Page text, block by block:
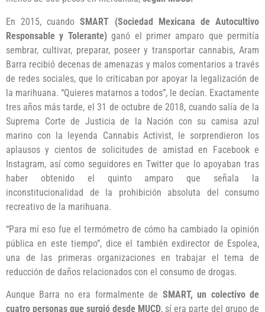
En 2015, cuandoSMART (Sociedad Mexicana de Autocultivo
Responsable y Tolerante)ganó el primer amparo que permitía
sembrar, cultivar, preparar, poseer y transportar cannabis, Aram
Barra recibió decenas de amenazas y malos comentarios a través
de redes sociales, que lo criticaban por apoyar la legalización de
la marihuana. “Quieres matarnos a todos”, le decían. Exactamente
tres años más tarde, el 31 de octubre de 2018, cuando salía de la
Suprema Corte de Justicia de la Nación con su camisa azul
marino con la leyenda Cannabis Activist, le sorprendieron los
aplausos y cientos de solicitudes de amistad en Facebook e
Instagram, así como seguidores en Twitter que lo apoyaban tras
haber obtenido el quinto amparo que señala la
inconstitucionalidad de la prohibición absoluta del consumo
recreativo de la marihuana.
“Para mí eso fue el termómetro de cómo ha cambiado la opinión
pública en este tiempo”, dice el también exdirector de Espolea,
una de las primeras organizaciones en trabajar el tema de
reducción de daños relacionados con el consumo de drogas.
Aunque Barra no era formalmente de SMART, un colectivo de
cuatro personas que surgió desde MUCD, sí era parte del grupo de